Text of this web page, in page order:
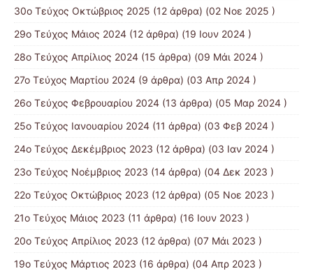
30ο Τεύχος Οκτώβριος 2025 (12 άρθρα) (02 Νοε 2025 )
29ο Τεύχος Μάιος 2024 (12 άρθρα) (19 Ιουν 2024 )
28ο Τεύχος Απρίλιος 2024 (15 άρθρα) (09 Μάι 2024 )
27ο Τεύχος Μαρτίου 2024 (9 άρθρα) (03 Απρ 2024 )
26ο Τεύχος Φεβρουαρίου 2024 (13 άρθρα) (05 Μαρ 2024 )
25ο Τεύχος Ιανουαρίου 2024 (11 άρθρα) (03 Φεβ 2024 )
24ο Τεύχος Δεκέμβριος 2023 (12 άρθρα) (03 Ιαν 2024 )
23ο Τεύχος Νοέμβριος 2023 (14 άρθρα) (04 Δεκ 2023 )
22ο Τεύχος Οκτώβριος 2023 (12 άρθρα) (05 Νοε 2023 )
21ο Τεύχος Μάιος 2023 (11 άρθρα) (16 Ιουν 2023 )
20ο Τεύχος Απρίλιος 2023 (12 άρθρα) (07 Μάι 2023 )
19ο Τεύχος Μάρτιος 2023 (16 άρθρα) (04 Απρ 2023 )